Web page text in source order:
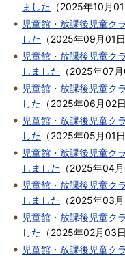
ました （2025年10月01
児童館・放課後児童ク
した （2025年09月01日
児童館・放課後児童ク
しました （2025年07月
児童館・放課後児童ク
した （2025年06月02日
児童館・放課後児童ク
した （2025年05月01日
児童館・放課後児童ク
しました （2025年04月
児童館・放課後児童ク
しました （2025年03
児童館・放課後児童ク
した （2025年02月03日
児童館・放課後児童ク